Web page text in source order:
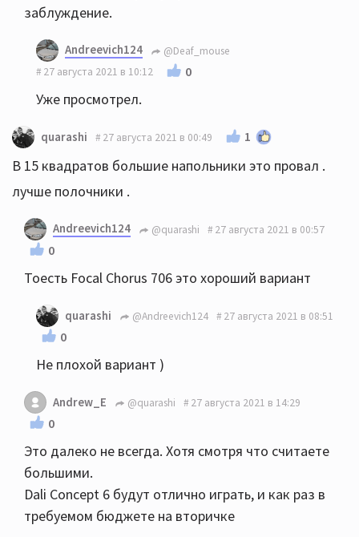
заблуждение.
Andreevich124
@Deaf_mouse
27 августа 2021 в 10:12
0
Уже просмотрел.
quarashi 27 августа 2021 в 00:49 1
В 15 квадратов большие напольники это провал .
лучше полочники .
Andreevich124 @quarashi 27 августа 2021 в 00:57
0
Тоесть Focal Chorus 706 это хороший вариант
quarashi @Andreevich124 27 августа 2021 в 08:51
0
Не плохой вариант )
Andrew_E @quarashi 27 августа 2021 в 14:29
0
Это далеко не всегда. Хотя смотря что считаете
большими.
Dali Concept 6 будут отлично играть, и как раз в
требуемом бюджете на вторичке